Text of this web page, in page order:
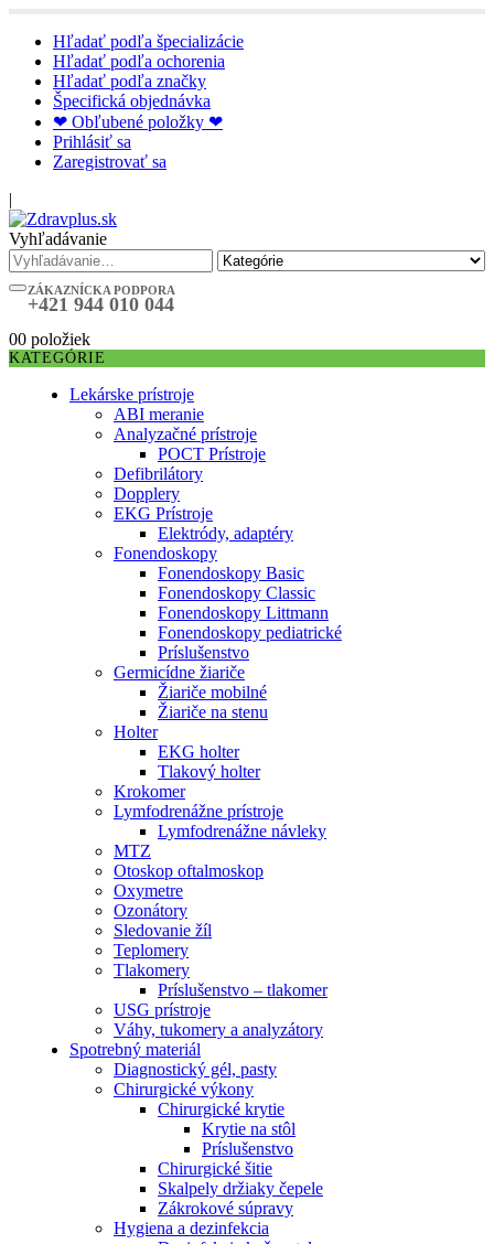
Hľadať podľa špecializácie
Hľadať podľa ochorenia
Hľadať podľa značky
Špecifická objednávka
❤ Obľubené položky ❤
Prihlásiť sa
Zaregistrovať sa
|
Vyhľadávanie
ZÁKAZNÍCKA PODPORA
+421 944 010 044
00 položiek
KATEGÓRIE
Lekárske prístroje
ABI meranie
Analyzačné prístroje
POCT Prístroje
Defibrilátory
Dopplery
EKG Prístroje
Elektródy, adaptéry
Fonendoskopy
Fonendoskopy Basic
Fonendoskopy Classic
Fonendoskopy Littmann
Fonendoskopy pediatrické
Príslušenstvo
Germicídne žiariče
Žiariče mobilné
Žiariče na stenu
Holter
EKG holter
Tlakový holter
Krokomer
Lymfodrenážne prístroje
Lymfodrenážne návleky
MTZ
Otoskop oftalmoskop
Oxymetre
Ozonátory
Sledovanie žíl
Teplomery
Tlakomery
Príslušenstvo – tlakomer
USG prístroje
Váhy, tukomery a analyzátory
Spotrebný materiál
Diagnostický gél, pasty
Chirurgické výkony
Chirurgické krytie
Krytie na stôl
Príslušenstvo
Chirurgické šitie
Skalpely držiaky čepele
Zákrokové súpravy
Hygiena a dezinfekcia